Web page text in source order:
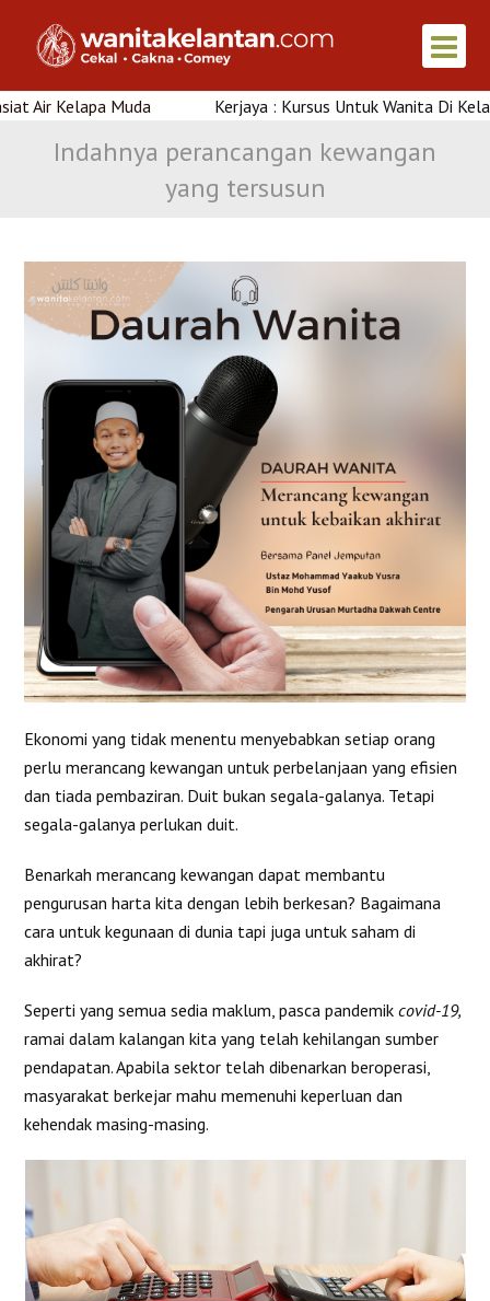
Kerjaya : Kursus Untuk Wanita Di Kelantan
Indahnya perancangan kewangan
yang tersusun
Ekonomi yang tidak menentu menyebabkan setiap orang
perlu merancang kewangan untuk perbelanjaan yang efisien
dan tiada pembaziran. Duit bukan segala-galanya. Tetapi
segala-galanya perlukan duit.
Benarkah merancang kewangan dapat membantu
pengurusan harta kita dengan lebih berkesan? Bagaimana
cara untuk kegunaan di dunia tapi juga untuk saham di
akhirat?
Seperti yang semua sedia maklum, pasca pandemikcovid-19,
ramai dalam kalangan kita yang telah kehilangan sumber
pendapatan. Apabila sektor telah dibenarkan beroperasi,
masyarakat berkejar mahu memenuhi keperluan dan
kehendak masing-masing.